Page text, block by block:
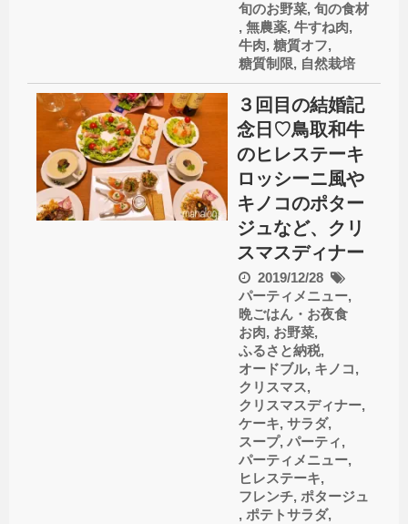
旬のお野菜, 旬の食材
, 無農薬, 牛すね肉,
牛肉, 糖質オフ,
糖質制限, 自然栽培
３回目の結婚記
念日♡鳥取和牛
のヒレステーキ
ロッシーニ風や
キノコのポター
ジュなど、クリ
スマスディナー
2019/12/28
パーティメニュー,
晩ごはん・お夜食
お肉, お野菜,
ふるさと納税,
オードブル, キノコ,
クリスマス,
クリスマスディナー,
ケーキ, サラダ,
スープ, パーティ,
パーティメニュー,
ヒレステーキ,
フレンチ, ポタージュ
, ポテトサラダ,